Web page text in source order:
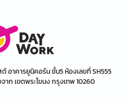
ต์ อาคารยูนิคอร์น ชั้น5 ห้องเลขที่ SH555
ก เขตพระโขนง กรุงเทพ 10260